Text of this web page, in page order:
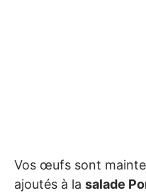
Vos œufs sont
ajoutés à la salade